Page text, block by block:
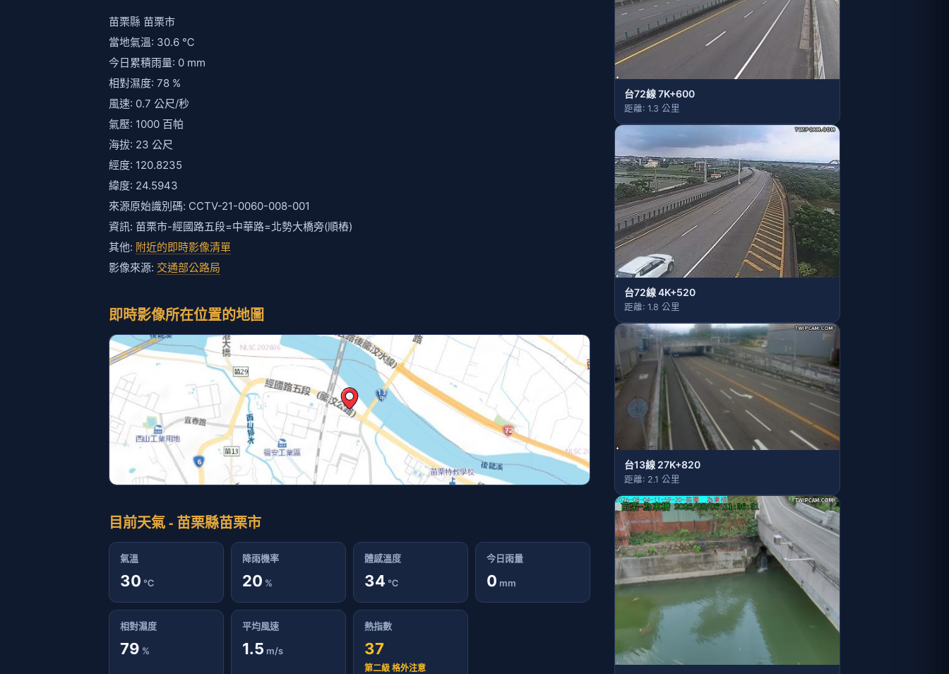
苗栗縣 苗栗市
當地氣溫: 30.6 ℃
今日累積雨量: 0 mm
相對濕度: 78 %
風速: 0.7 公尺/秒
氣壓: 1000 百帕
海拔: 23 公尺
經度: 120.8235
緯度: 24.5943
來源原始識別碼: CCTV-21-0060-008-001
資訊: 苗栗市-經國路五段=中華路=北勢大橋旁(順樁)
其他: 附近的即時影像清單
影像來源: 交通部公路局
即時影像所在位置的地圖
目前天氣 - 苗栗縣苗栗市
氣溫
30 ℃
降雨機率
20 %
體感溫度
34 ℃
今日雨量
0 mm
相對濕度
79 %
平均風速
1.5 m/s
熱指數
37
第二級 格外注意
台72線 7K+600
距離: 1.3 公里
台72線 4K+520
距離: 1.8 公里
台13線 27K+820
距離: 2.1 公里